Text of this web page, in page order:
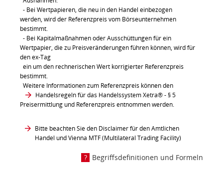
- Bei Wertpapieren, die neu in den Handel einbezogen
werden, wird der Referenzpreis vom Börseunternehmen
bestimmt.
- Bei Kapitalmaßnahmen oder Ausschüttungen für ein
Wertpapier, die zu Preisveränderungen führen können, wird für
den ex-Tag
ein um den rechnerischen Wert korrigierter Referenzpreis
bestimmt.
Weitere Informationen zum Referenzpreis können den
Handelsregeln für das Handelssystem Xetra®- § 5
Preisermittlung und Referenzpreis entnommen werden.
Bitte beachten Sie den Disclaimer für den Amtlichen
Handel und Vienna MTF (Multilateral Trading Facility)
Begriffsdefinitionen und Formeln